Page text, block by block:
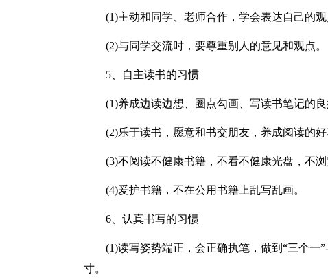
(1)主动和同学、老师合作，学会表达自己的观
(2)与同学交流时，要尊重别人的意见和观点。
5、自主读书的习惯
(1)养成边读边想、圈点勾画、写读书笔记的良
(2)乐于读书，愿意和书交朋友，养成阅读的好
(3)不阅读不健康书籍，不看不健康光盘，不浏
(4)爱护书籍，不在公用书籍上乱写乱画。
6、认真书写的习惯
(1)读写姿势端正，会正确执笔，做到“三个一
寸。